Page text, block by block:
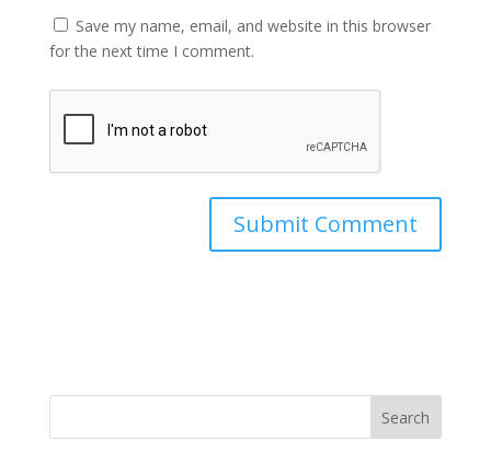
Save my name, email, and website in this browser
for the next time I comment.